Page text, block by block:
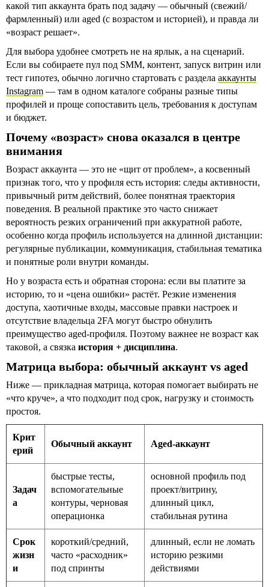
какой тип аккаунта брать под задачу — обычный (свежий/
фармленный) или aged (с возрастом и историей), и правда ли
«возраст решает».
Для выбора удобнее смотреть не на ярлык, а на сценарий.
Если вы собираете пул под SMM, контент, запуск витрин или
тест гипотез, обычно логично стартовать с раздела аккаунты
Instagram — там в одном каталоге собраны разные типы
профилей и проще сопоставить цель, требования к доступам
и бюджет.
Почему «возраст» снова оказался в центре
внимания
Возраст аккаунта — это не «щит от проблем», а косвенный
признак того, что у профиля есть история: следы активности,
привычный ритм действий, более понятная траектория
поведения. В реальной практике это часто снижает
вероятность резких ограничений при аккуратной работе,
особенно когда профиль используется на длинной дистанции:
регулярные публикации, коммуникация, стабильная тематика
и понятные роли внутри команды.
Но у возраста есть и обратная сторона: если вы платите за
историю, то и «цена ошибки» растёт. Резкие изменения
доступа, хаотичные входы, массовые правки настроек и
отсутствие владельца 2FA могут быстро обнулить
преимущество aged-профиля. Поэтому важнее не возраст как
таковой, а связка история + дисциплина.
Матрица выбора: обычный аккаунт vs aged
Ниже — прикладная матрица, которая помогает выбирать не
«что круче», а что подходит под срок, нагрузку и стоимость
простоя.
Крит
ерий
Обычный аккаунт Aged-аккаунт
Задач
а
быстрые тесты,
вспомогательные
контуры, черновая
операционка
основной профиль под
проект/витрину,
длинный цикл,
стабильная рутина
Срок
жизн
и
короткий/средний,
часто «расходник»
под спринты
длинный, если не ломать
историю резкими
действиями